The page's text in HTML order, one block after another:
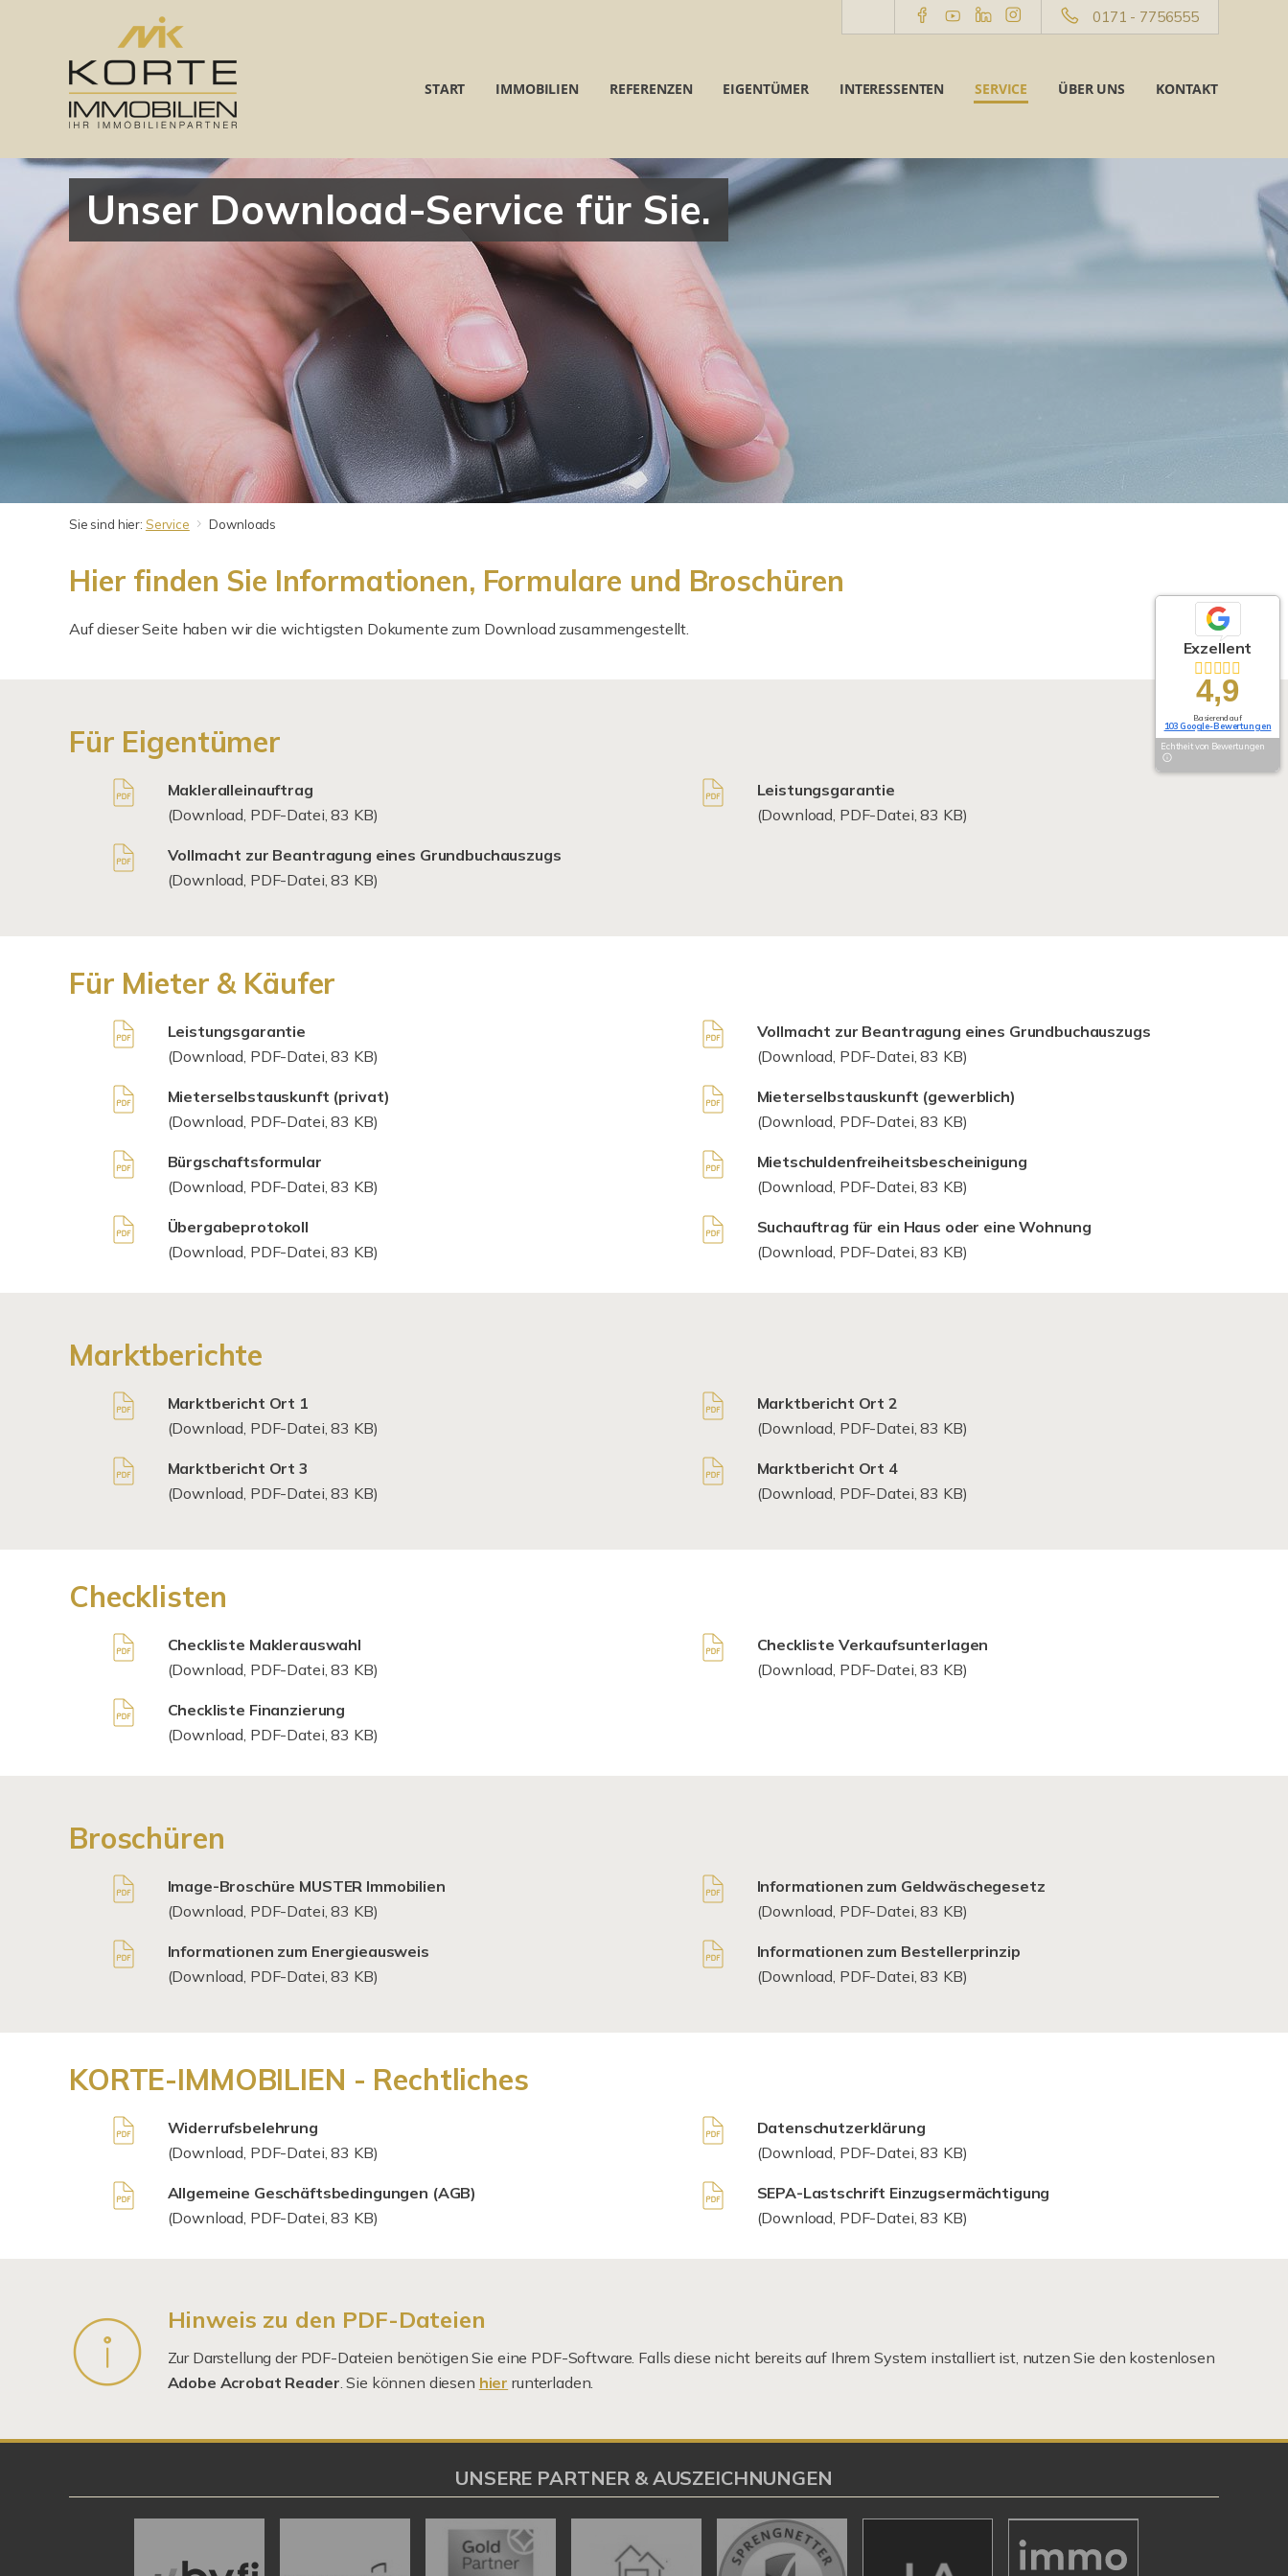
0171 - 7756555
START IMMOBILIEN REFERENZEN EIGENTÜMER INTERESSENTEN SERVICE ÜBER UNS KONTAKT
Unser Download-Service für Sie.
Sie sind hier: Service Downloads
Hier finden Sie Informationen, Formulare und Broschüren
Auf dieser Seite haben wir die wichtigsten Dokumente zum Download zusammengestellt.
Für Eigentümer
Makleralleinauftrag
(Download, PDF-Datei, 83 KB)
Leistungsgarantie
(Download, PDF-Datei, 83 KB)
Vollmacht zur Beantragung eines Grundbuchauszugs
(Download, PDF-Datei, 83 KB)
Für Mieter & Käufer
Leistungsgarantie
(Download, PDF-Datei, 83 KB)
Vollmacht zur Beantragung eines Grundbuchauszugs
(Download, PDF-Datei, 83 KB)
Mieterselbstauskunft (privat)
(Download, PDF-Datei, 83 KB)
Mieterselbstauskunft (gewerblich)
(Download, PDF-Datei, 83 KB)
Bürgschaftsformular
(Download, PDF-Datei, 83 KB)
Mietschuldenfreiheitsbescheinigung
(Download, PDF-Datei, 83 KB)
Übergabeprotokoll
(Download, PDF-Datei, 83 KB)
Suchauftrag für ein Haus oder eine Wohnung
(Download, PDF-Datei, 83 KB)
Marktberichte
Marktbericht Ort 1
(Download, PDF-Datei, 83 KB)
Marktbericht Ort 2
(Download, PDF-Datei, 83 KB)
Marktbericht Ort 3
(Download, PDF-Datei, 83 KB)
Marktbericht Ort 4
(Download, PDF-Datei, 83 KB)
Checklisten
Checkliste Maklerauswahl
(Download, PDF-Datei, 83 KB)
Checkliste Verkaufsunterlagen
(Download, PDF-Datei, 83 KB)
Checkliste Finanzierung
(Download, PDF-Datei, 83 KB)
Broschüren
Image-Broschüre MUSTER Immobilien
(Download, PDF-Datei, 83 KB)
Informationen zum Geldwäschegesetz
(Download, PDF-Datei, 83 KB)
Informationen zum Energieausweis
(Download, PDF-Datei, 83 KB)
Informationen zum Bestellerprinzip
(Download, PDF-Datei, 83 KB)
KORTE-IMMOBILIEN - Rechtliches
Widerrufsbelehrung
(Download, PDF-Datei, 83 KB)
Datenschutzerklärung
(Download, PDF-Datei, 83 KB)
Allgemeine Geschäftsbedingungen (AGB)
(Download, PDF-Datei, 83 KB)
SEPA-Lastschrift Einzugsermächtigung
(Download, PDF-Datei, 83 KB)
Hinweis zu den PDF-Dateien
Zur Darstellung der PDF-Dateien benötigen Sie eine PDF-Software. Falls diese nicht bereits auf Ihrem System installiert ist, nutzen Sie den kostenlosen
Adobe Acrobat Reader. Sie können diesen hier runterladen.
Exzellent
4,9
Basierend auf
103 Google-Bewertungen
Echtheit von Bewertungen
UNSERE PARTNER & AUSZEICHNUNGEN